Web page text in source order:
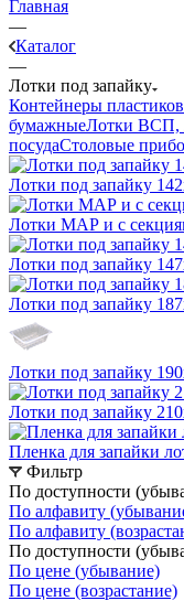
Главная
—
Каталог
—
Лотки под запайку
Контейнеры
бумажныеЛотки ВСП,
посудаСтоловые
Лотки под запайку
Лотки МАР и с
Лотки под запайку
Лотки под запайку
Лотки под запайку
Лотки под запайку
Пленка для запайки
Фильтр
По доступности
По алфавиту
По алфавиту
По доступности
По цене (убывание)
По цене (возрастание)